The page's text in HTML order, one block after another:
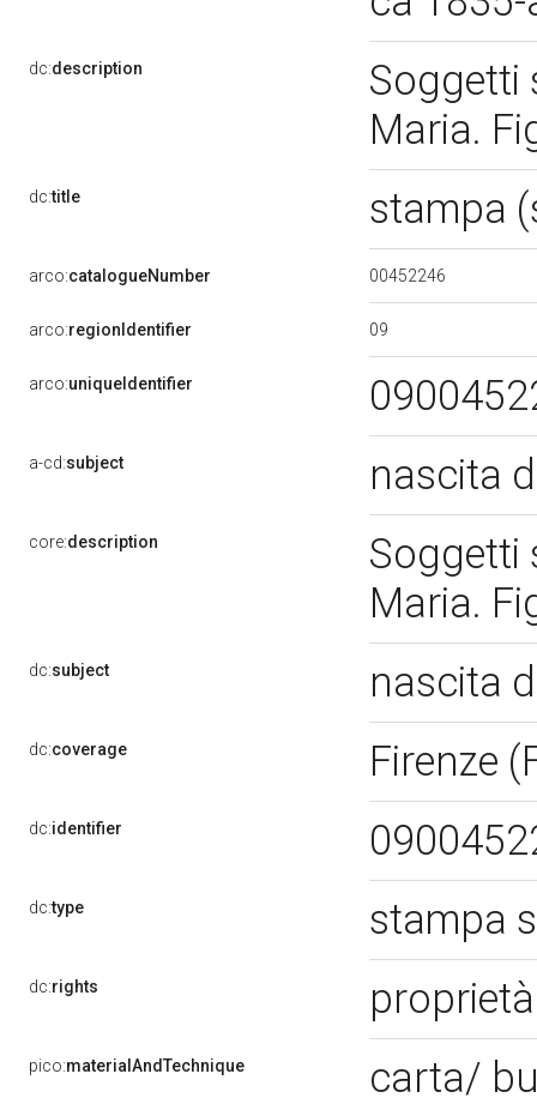
dc:description
Soggetti
Maria.
dc:title stampa
arco:catalogueNumber 00452246
arco:regionIdentifier 09
arco:uniqueIdentifier
a-cd:subject nascita
core:description
Soggetti
Maria.
dc:subject nascita
dc:coverage Firenze
dc:identifier
dc:type stampa
dc:rights
pico:materialAndTechnique carta/